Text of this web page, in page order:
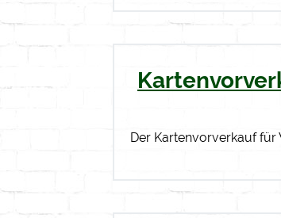
Der Kartenvorverkauf für